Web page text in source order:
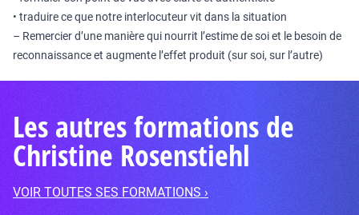
• traduire ce que notre interlocuteur vit dans la situation
– Remercier d’une manière qui nourrit l’estime de soi et le besoin de
reconnaissance et augmente l’effet produit (sur soi, sur l’autre)
Les autres formations de
Christine Rosenstiehl
VOIR TOUTES SES FORMATIONS ›